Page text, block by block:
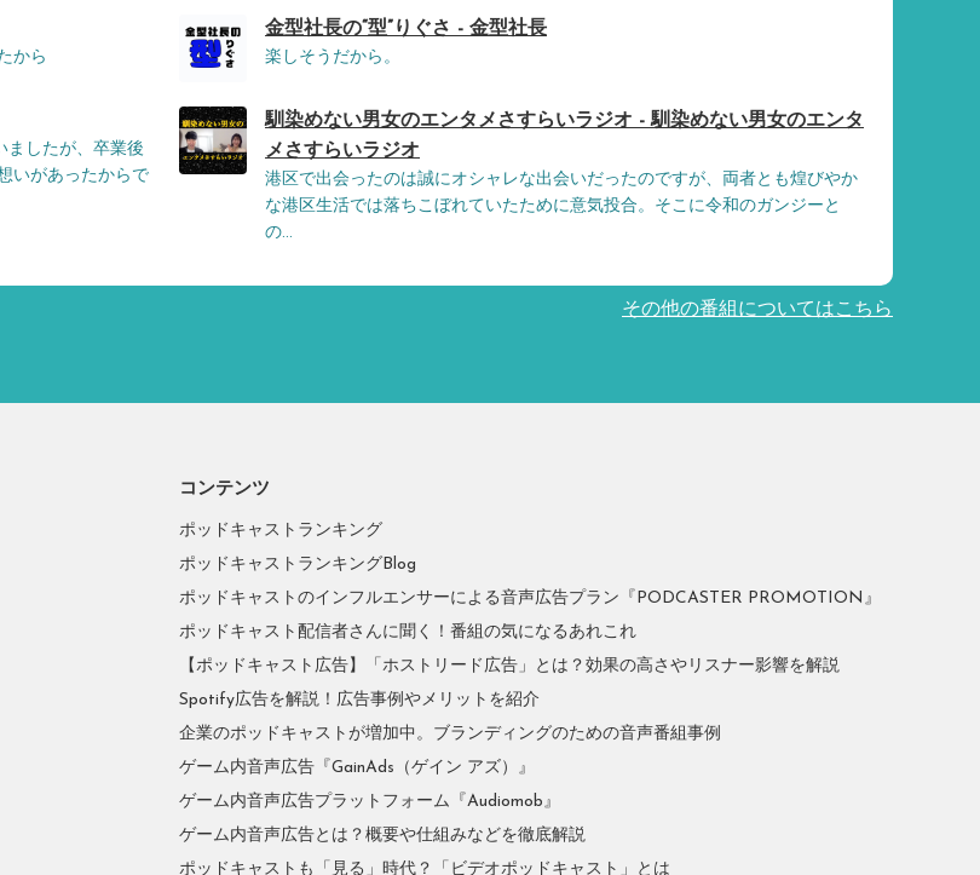
から
金型社長の“型”りぐさ - 金型社長
楽しそうだから。
ましたが、卒業後
いがあったからで
馴染めない男女のエンタメさすらいラジオ - 馴染めない男女のエンタ
メさすらいラジオ
港区で出会ったのは誠にオシャレな出会いだったのですが、両者とも煌びやか
な港区生活では落ちこぼれていたために意気投合。そこに令和のガンジーと
の...
その他の番組についてはこちら
コンテンツ
ポッドキャストランキング
ポッドキャストランキングBlog
ポッドキャストのインフルエンサーによる音声広告プラン『PODCASTER PROMOTION』
ポッドキャスト配信者さんに聞く！番組の気になるあれこれ
【ポッドキャスト広告】「ホストリード広告」とは？効果の高さやリスナー影響を解説
Spotify広告を解説！広告事例やメリットを紹介
企業のポッドキャストが増加中。ブランディングのための音声番組事例
ゲーム内音声広告『GainAds（ゲイン アズ）』
ゲーム内音声広告プラットフォーム『Audiomob』
ゲーム内音声広告とは？概要や仕組みなどを徹底解説
ポッドキャストも「見る」時代？「ビデオポッドキャスト」とは